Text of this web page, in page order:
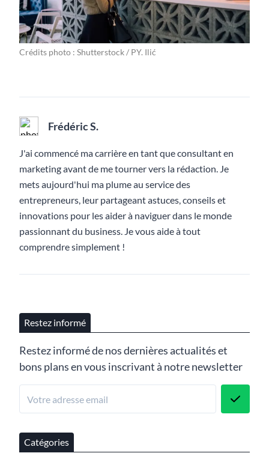
Crédits photo : Shutterstock / PY. Ilić
Frédéric S.
J'ai commencé ma carrière en tant que consultant en
marketing avant de me tourner vers la rédaction. Je
mets aujourd'hui ma plume au service des
entrepreneurs, leur partageant astuces, conseils et
innovations pour les aider à naviguer dans le monde
passionnant du business. Je vous aide à tout
comprendre simplement !
Restez informé
Restez informé de nos dernières actualités et
bons plans en vous inscrivant à notre newsletter
Catégories